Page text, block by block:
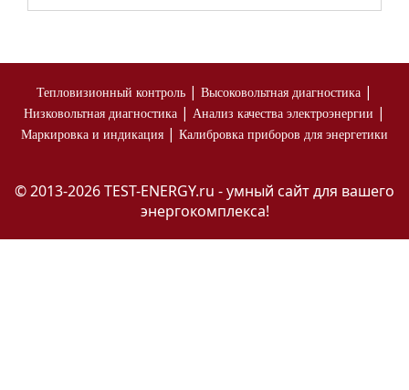
Тепловизионный контроль | Высоковольтная диагностика |
Низковольтная диагностика | Анализ качества электроэнергии |
Маркировка и индикация | Калибровка приборов для энергетики
© 2013-2026 TEST-ENERGY.ru - умный сайт для вашего
энергокомплекса!